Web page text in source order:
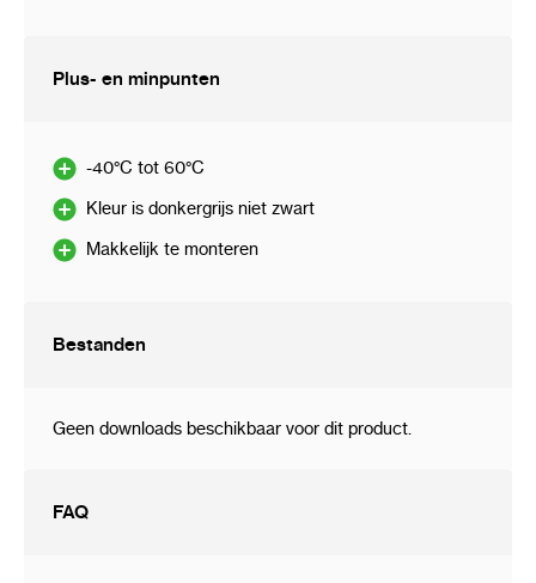
Plus- en minpunten
-40°C tot 60°C
Kleur is donkergrijs niet zwart
Makkelijk te monteren
Bestanden
Geen downloads beschikbaar voor dit product.
FAQ